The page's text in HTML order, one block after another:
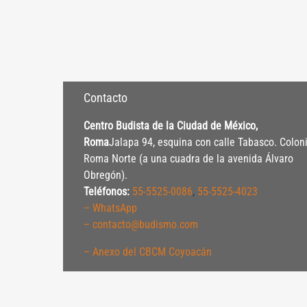
Contacto
Centro Budista de la Ciudad de México,
RomaJalapa 94, esquina con calle Tabasco.
Roma Norte (a una cuadra de la avenida Álvaro
Obregón).
Teléfonos: 55-5525-0086, 55-5525-4023
– WhatsApp
– contacto@budismo.com
– Anexo del CBCM Coyoacán